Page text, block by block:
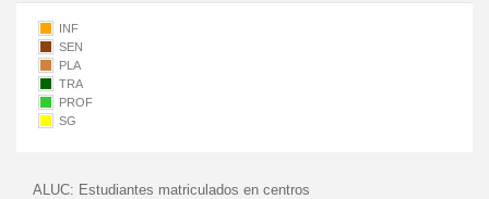
INF
SEN
PLA
TRA
PROF
SG
ALUC: Estudiantes matriculados en centros